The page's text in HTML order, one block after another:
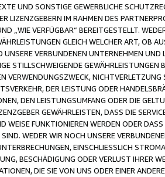
UND SONSTIGE GEWERBLICHE
IM RAHMEN DES
„WIE VERFÜGBAR“ BEREITGESTELLT.
GLEICH WELCHER ART, OB
VERBUNDENEN UNTERNEHMEN UND
STILLSCHWEIGENDE GEWÄHRLEISTUNGEN
VERWENDUNGSZWECK, NICHTVERLETZUNG
DER LEISTUNG ODER
DEN LEISTUNGSUMFANG ODER DIE
GEWÄHRLEISTEN, DASS DIE
WEISE FUNKTIONIEREN WERDEN ODER
WEDER WIR NOCH UNSERE
EINSCHLIESSLICH
BESCHÄDIGUNG ODER VERLUST IHRER
DIE SIE VON UNS ODER EINER